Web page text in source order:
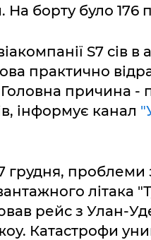
На борту було 176
S7 сів
практично
Головна причина -
інформує канал
грудня, проблеми
літака
рейс з Улан-
Катастрофи